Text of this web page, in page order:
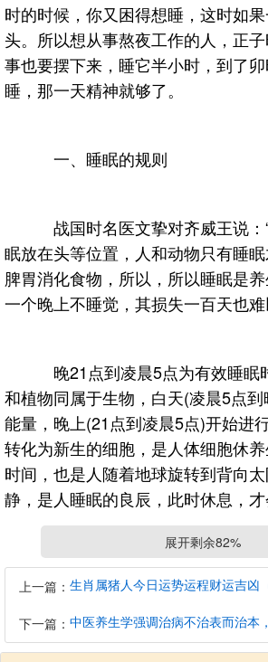
时的时候，你又困得想睡，这时如
头。所以想从事熬夜工作的人，正
事也要摆下来，睡它半小时，到了
睡，那一天精神就够了。
一、睡眠的规则
战国时名医文挚对齐威王说：
眠放在头等位置，人和动物只有睡
脾胃消化食物，所以，所以睡眠是
一个晚上不睡觉，其损失一百天也
晚21点到凌晨5点为有效睡眠
和植物同属于生物，白天(凌晨5点
能量，晚上(21点到凌晨5点)开始进
转化为新生的细胞，是人体细胞休
时间，也是人随着地球旋转到背向
静，是人睡眠的良辰，此时休息，
精神状态。这和睡觉多的婴儿长得
觉的孩子发育不良是一样的道理。
康细胞去取代腐败的细胞，如一夜
胞。如果说白天消亡一百万个细胞
十万个细胞，这时你的身体就会出
人就糠了，像糠萝卜似的。为什么
展开剩余82%
上一篇：
下一篇：